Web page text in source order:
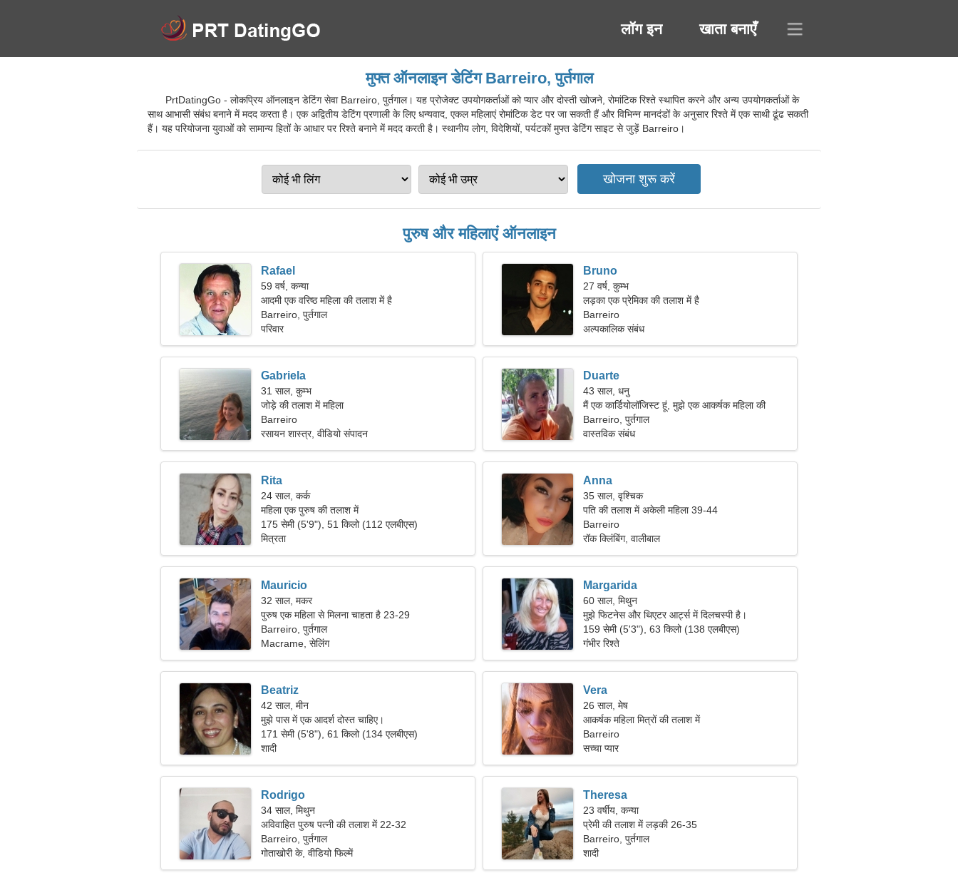
लॉग इन खाता बनाएँ
मुफ्त ऑनलाइन डेटिंग Barreiro, पुर्तगाल
PrtDatingGo - लोकप्रिय ऑनलाइन डेटिंग सेवा Barreiro, पुर्तगाल। यह प्रोजेक्ट उपयोगकर्ताओं को प्यार और दोस्ती खोजने, रोमांटिक रिश्ते स्थापित करने और अन्य उपयोगकर्ताओं के
साथ आभासी संबंध बनाने में मदद करता है। एक अद्वितीय डेटिंग प्रणाली के लिए धन्यवाद, एकल महिलाएं रोमांटिक डेट पर जा सकती हैं और विभिन्न मानदंडों के अनुसार रिश्ते में एक साथी ढूंढ सकती
हैं। यह परियोजना युवाओं को सामान्य हितों के आधार पर रिश्ते बनाने में मदद करती है। स्थानीय लोग, विदेशियों, पर्यटकों मुफ्त डेटिंग साइट से जुड़ें Barreiro।
पुरुष और महिलाएं ऑनलाइन
Rafael
59 वर्ष, कन्या
आदमी एक वरिष्ठ महिला की तलाश में है
Barreiro, पुर्तगाल
परिवार
Bruno
27 वर्ष, कुम्भ
लड़का एक प्रेमिका की तलाश में है
Barreiro
अल्पकालिक संबंध
Gabriela
31 साल, कुम्भ
जोड़े की तलाश में महिला
Barreiro
रसायन शास्त्र, वीडियो संपादन
Duarte
43 साल, धनु
मैं एक कार्डियोलॉजिस्ट हूं, मुझे एक आकर्षक महिला की
जरूरत है।
Barreiro, पुर्तगाल
वास्तविक संबंध
Rita
24 साल, कर्क
महिला एक पुरुष की तलाश में
175 सेमी (5'9"), 51 किलो (112 एलबीएस)
मित्रता
Anna
35 साल, वृश्चिक
पति की तलाश में अकेली महिला 39-44
Barreiro
रॉक क्लिंबिंग, वालीबाल
Mauricio
32 साल, मकर
पुरुष एक महिला से मिलना चाहता है 23-29
Barreiro, पुर्तगाल
Macrame, सेलिंग
Margarida
60 साल, मिथुन
मुझे फिटनेस और थिएटर आर्ट्स में दिलचस्पी है।
159 सेमी (5'3"), 63 किलो (138 एलबीएस)
गंभीर रिश्ते
Beatriz
42 साल, मीन
मुझे पास में एक आदर्श दोस्त चाहिए।
171 सेमी (5'8"), 61 किलो (134 एलबीएस)
शादी
Vera
26 साल, मेष
आकर्षक महिला मित्रों की तलाश में
Barreiro
सच्चा प्यार
Rodrigo
34 साल, मिथुन
अविवाहित पुरुष पत्नी की तलाश में 22-32
Barreiro, पुर्तगाल
गोताखोरी के, वीडियो फिल्में
Theresa
23 वर्षीय, कन्या
प्रेमी की तलाश में लड़की 26-35
Barreiro, पुर्तगाल
शादी